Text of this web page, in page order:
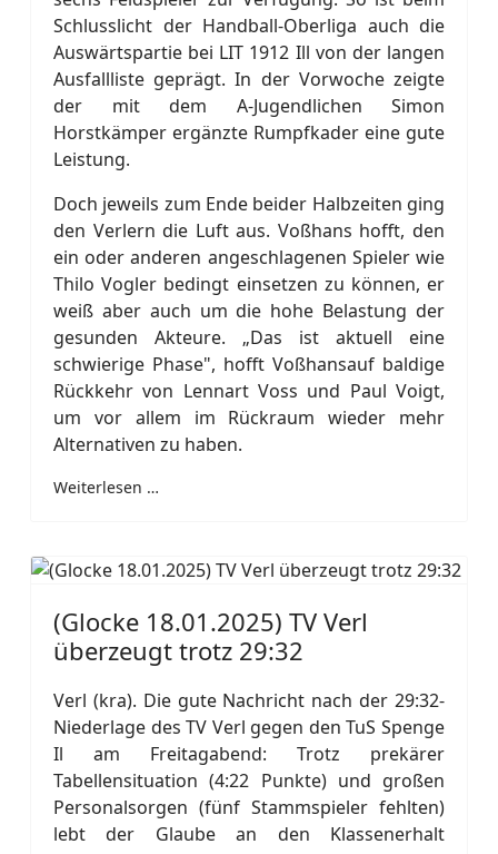
Schlusslicht der Handball-Oberliga auch die
Auswärtspartie bei LIT 1912 Ill von der langen
Ausfallliste geprägt. In der Vorwoche zeigte
der mit dem A-Jugendlichen Simon
Horstkämper ergänzte Rumpfkader eine gute
Leistung.
Doch jeweils zum Ende beider Halbzeiten ging
den Verlern die Luft aus. Voßhans hofft, den
ein oder anderen angeschlagenen Spieler wie
Thilo Vogler bedingt einsetzen zu können, er
weiß aber auch um die hohe Belastung der
gesunden Akteure. „Das ist aktuell eine
schwierige Phase", hofft Voßhansauf baldige
Rückkehr von Lennart Voss und Paul Voigt,
um vor allem im Rückraum wieder mehr
Alternativen zu haben.
Weiterlesen …
(Glocke 18.01.2025) TV Verl
überzeugt trotz 29:32
Verl (kra). Die gute Nachricht nach der 29:32-
Niederlage des TV Verl gegen den TuS Spenge
Il am Freitagabend: Trotz prekärer
Tabellensituation (4:22 Punkte) und großen
Personalsorgen (fünf Stammspieler fehlten)
lebt der Glaube an den Klassenerhalt